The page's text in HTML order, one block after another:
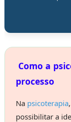
Como a
processo
Na psicoterapia
possibilitar a